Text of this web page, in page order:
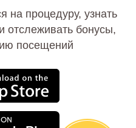
на процедуру, узнать
отслеживать бонусы,
посещений